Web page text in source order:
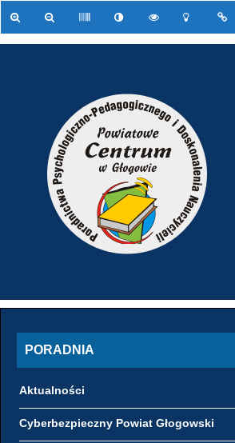
PORADNIA
Aktualności
Cyberbezpieczny Powiat Głogowski